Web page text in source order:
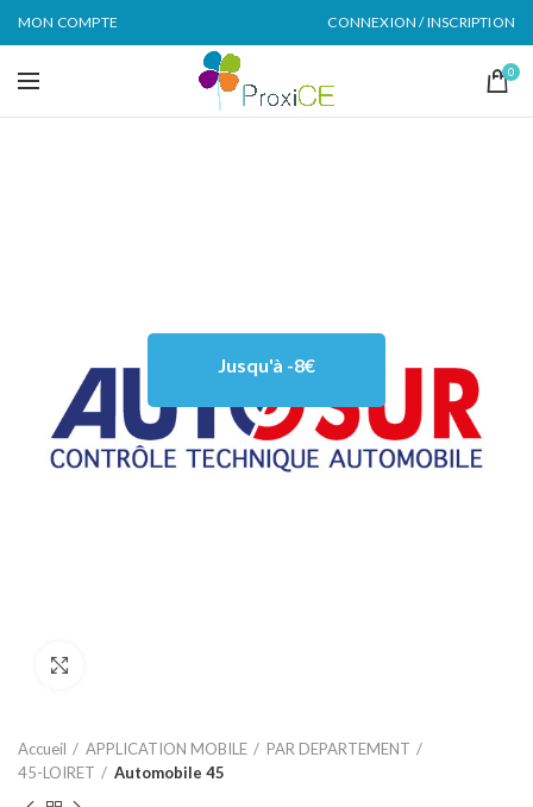
MON COMPTE CONNEXION / INSCRIPTION
0
Jusqu'à -8€
Accueil APPLICATION MOBILE
PAR DEPARTEMENT
45-LOIRET
Automobile 45